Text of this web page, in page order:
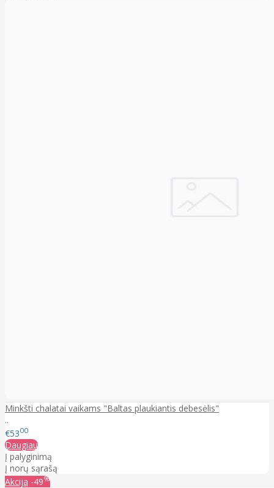
Minkšti chalatai vaikams "Baltas plaukiantis debesėlis"
..
€5300
Daugiau
Į palyginimą
Į norų sąrašą
Akcija -49%